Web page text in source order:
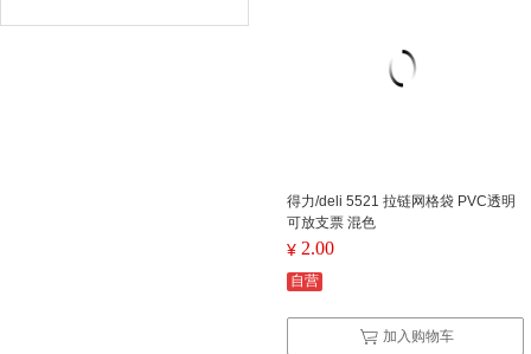
得力/deli 5521 拉链网格袋 PVC透明
可放支票 混色
¥ 2.00
自营
加入购物车